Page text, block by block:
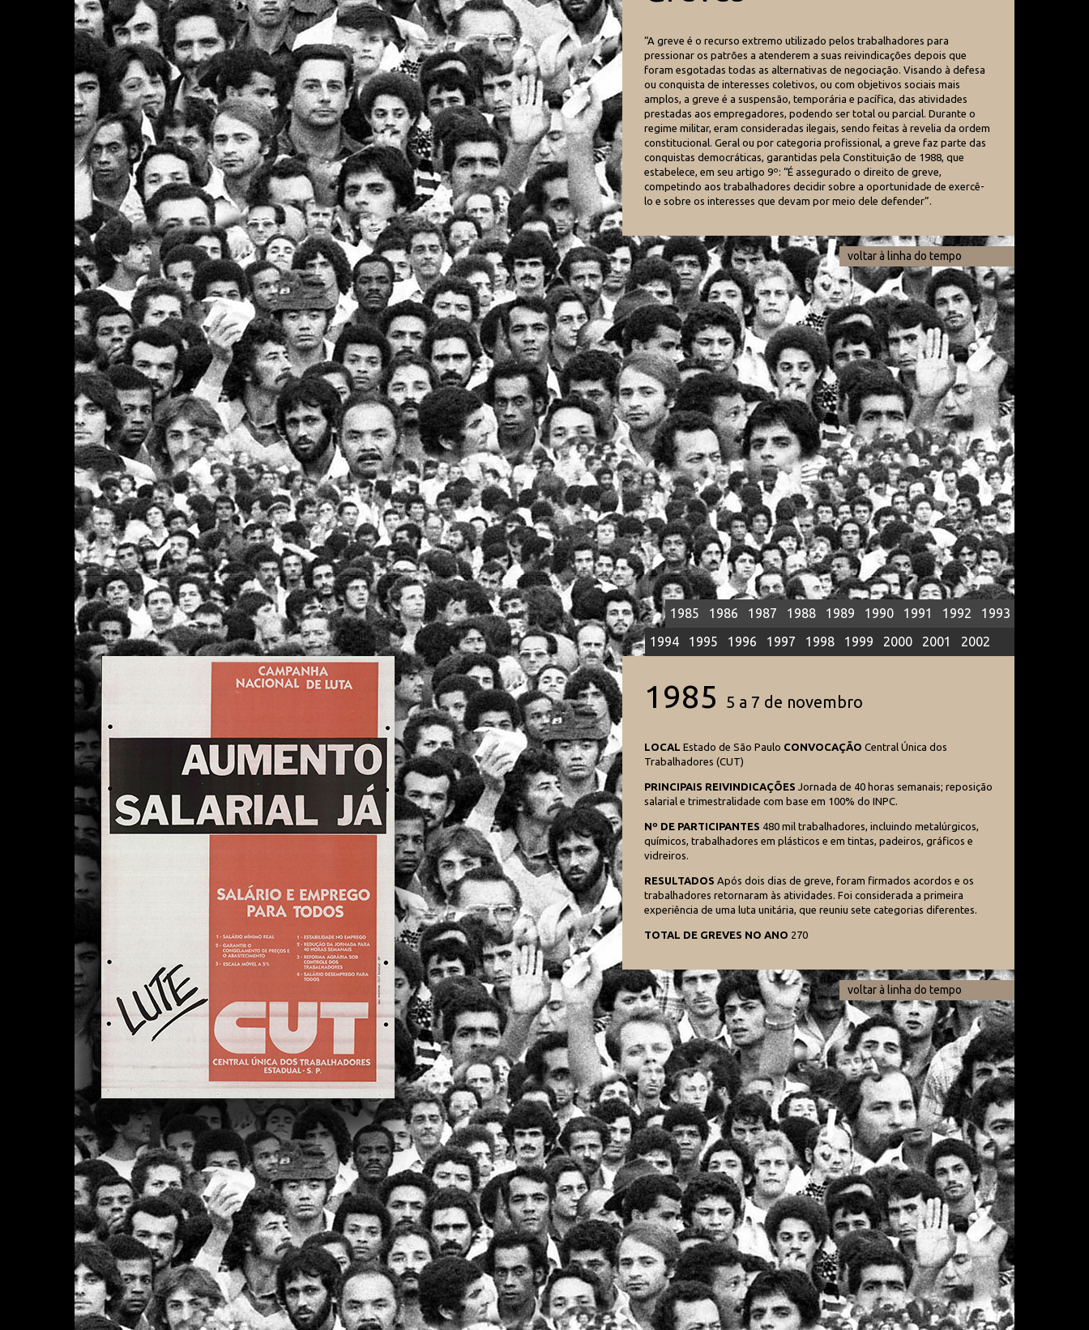
“A greve é o recurso extremo utilizado pelos trabalhadores para
pressionar os patrões a atenderem a suas reivindicações depois que
foram esgotadas todas as alternativas de negociação. Visando à defesa
ou conquista de interesses coletivos, ou com objetivos sociais mais
amplos, a greve é a suspensão, temporária e pacífica, das atividades
prestadas aos empregadores, podendo ser total ou parcial. Durante o
regime militar, eram consideradas ilegais, sendo feitas à revelia da ordem
constitucional. Geral ou por categoria profissional, a greve faz parte das
conquistas democráticas, garantidas pela Constituição de 1988, que
estabelece, em seu artigo 9º: “É assegurado o direito de greve,
competindo aos trabalhadores decidir sobre a oportunidade de exercê-
lo e sobre os interesses que devam por meio dele defender”.
voltar à linha do tempo
1985 1986 1987 1988 1989 1990 1991 1992
1993
1994
1995 1996 1997 1998 1999 2000 2001 2002
1985 5 a 7 de novembro
LOCAL Estado de São Paulo CONVOCAÇÃO Central Única dos
Trabalhadores (CUT)
PRINCIPAIS REIVINDICAÇÕES Jornada de 40 horas semanais; reposição
salarial e trimestralidade com base em 100% do INPC.
Nº DE PARTICIPANTES 480 mil trabalhadores, incluindo metalúrgicos,
químicos, trabalhadores em plásticos e em tintas, padeiros, gráficos e
vidreiros.
RESULTADOS Após dois dias de greve, foram firmados acordos e os
trabalhadores retornaram às atividades. Foi considerada a primeira
experiência de uma luta unitária, que reuniu sete categorias diferentes.
TOTAL DE GREVES NO ANO 270
voltar à linha do tempo